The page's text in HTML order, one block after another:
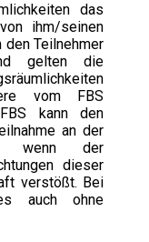
das
ihm/seinen
Teilnehmer
gelten die
vom FBS
kann den
an der
wenn der
dieser
verstößt. Bei
auch ohne